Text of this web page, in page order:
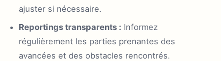
ajuster si nécessaire.
Reportings transparents : Informez
régulièrement les parties prenantes des
avancées et des obstacles rencontrés.